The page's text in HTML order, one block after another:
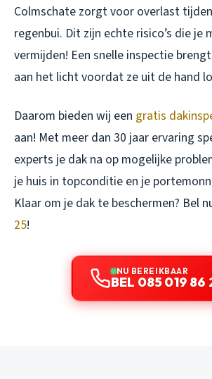
Colmschate zorgt voor overlast
regenbui. Dit zijn echte risico’s die je
vermijden! Een snelle inspectie
aan het licht voordat ze uit de hand
Daarom bieden wij een gratis
aan! Met meer dan 30 jaar ervaring
experts je dak na op mogelijke
je huis in topconditie en je
Klaar om je dak te beschermen? Bel
25!
NU BEREIKBAAR
BEL 085 019 86